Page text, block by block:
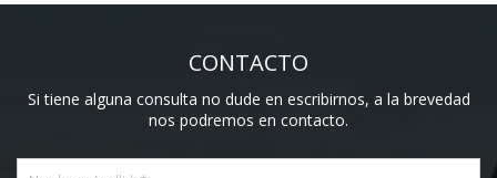
CONTACTO
Si tiene alguna consulta no dude en escribirnos, a la brevedad
nos podremos en contacto.